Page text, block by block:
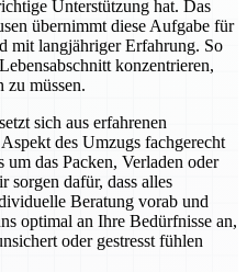
Unterstützung hat. Das
übernimmt diese Aufgabe für
mit langjähriger Erfahrung. So
konzentrieren,
zu müssen.
sich aus erfahrenen
des Umzugs fachgerecht
das Packen, Verladen oder
dafür, dass alles
Beratung vorab und
optimal an Ihre Bedürfnisse an,
oder gestresst fühlen